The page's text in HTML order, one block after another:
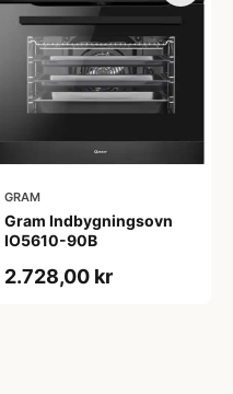
GRAM
Gram Indbygningsovn
IO5610-90B
2.728,00 kr